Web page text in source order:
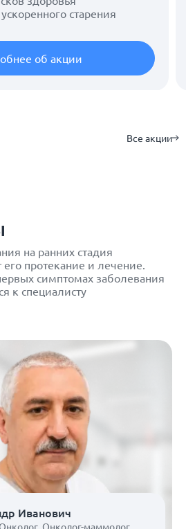
старения
об акции
Все акции
на ранних стадия
протекание и лечение.
симптомах заболевания
к специалисту
Иванович
Онколог, Онколог-маммолог,